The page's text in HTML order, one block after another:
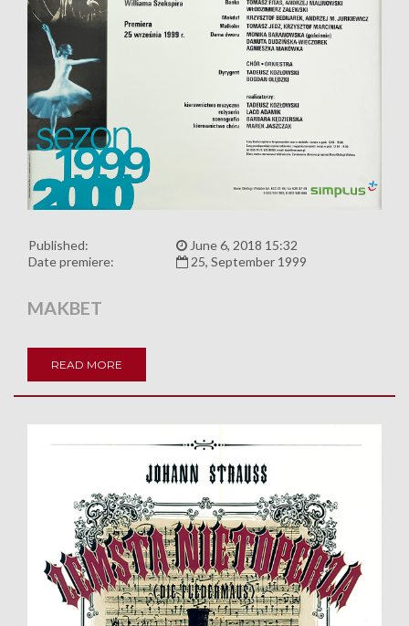
Published:
June 6, 2018 15:32
Date premiere:
25, September 1999
MAKBET
READ MORE